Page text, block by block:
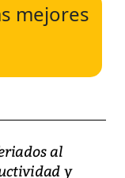
mejores
al
y